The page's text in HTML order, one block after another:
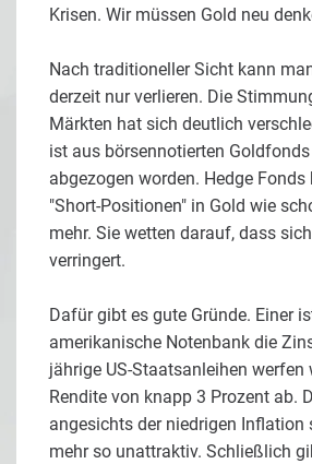
Krisen. Wir müssen Gold neu
Nach traditioneller Sicht kann
derzeit nur verlieren. Die
Märkten hat sich deutlich
ist aus börsennotierten Goldfonds
abgezogen worden. Hedge
"Short-Positionen" in Gold wie
mehr. Sie wetten darauf, dass
verringert.
Dafür gibt es gute Gründe. Einer
amerikanische Notenbank die
jährige US-Staatsanleihen werfen
Rendite von knapp 3 Prozent ab.
angesichts der niedrigen Inflation
mehr so unattraktiv. Schließlich